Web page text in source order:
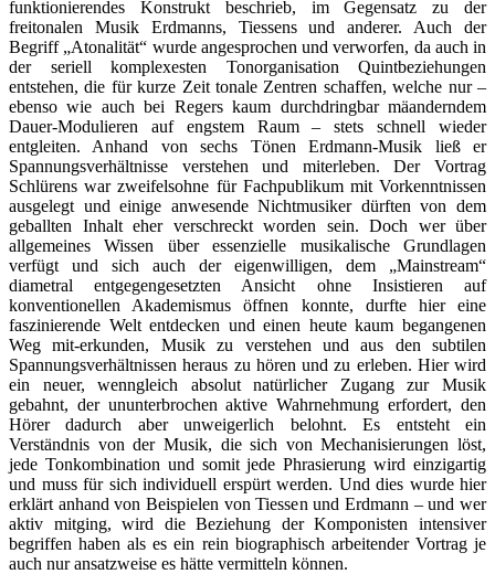
funktionierendes Konstrukt beschrieb, im Gegensatz zu der
freitonalen Musik Erdmanns, Tiessens und anderer. Auch der
Begriff „Atonalität“ wurde angesprochen und verworfen, da auch in
der seriell komplexesten Tonorganisation Quintbeziehungen
entstehen, die für kurze Zeit tonale Zentren schaffen, welche nur –
ebenso wie auch bei Regers kaum durchdringbar mäanderndem
Dauer-Modulieren auf engstem Raum – stets schnell wieder
entgleiten. Anhand von sechs Tönen Erdmann-Musik ließ er
Spannungsverhältnisse verstehen und miterleben. Der Vortrag
Schlürens war zweifelsohne für Fachpublikum mit Vorkenntnissen
ausgelegt und einige anwesende Nichtmusiker dürften von dem
geballten Inhalt eher verschreckt worden sein. Doch wer über
allgemeines Wissen über essenzielle musikalische Grundlagen
verfügt und sich auch der eigenwilligen, dem „Mainstream“
diametral entgegengesetzten Ansicht ohne Insistieren auf
konventionellen Akademismus öffnen konnte, durfte hier eine
faszinierende Welt entdecken und einen heute kaum begangenen
Weg mit-erkunden, Musik zu verstehen und aus den subtilen
Spannungsverhältnissen heraus zu hören und zu erleben. Hier wird
ein neuer, wenngleich absolut natürlicher Zugang zur Musik
gebahnt, der ununterbrochen aktive Wahrnehmung erfordert, den
Hörer dadurch aber unweigerlich belohnt. Es entsteht ein
Verständnis von der Musik, die sich von Mechanisierungen löst,
jede Tonkombination und somit jede Phrasierung wird einzigartig
und muss für sich individuell erspürt werden. Und dies wurde hier
erklärt anhand von Beispielen von Tiessen und Erdmann – und wer
aktiv mitging, wird die Beziehung der Komponisten intensiver
begriffen haben als es ein rein biographisch arbeitender Vortrag je
auch nur ansatzweise es hätte vermitteln können.